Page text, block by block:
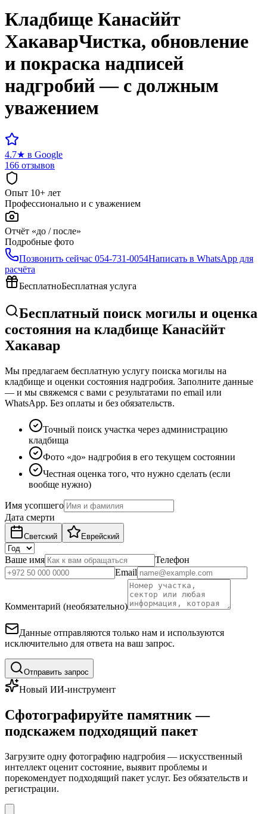
Кладбище Канасййт
ХакаварЧистка, обновление
и покраска надписей
надгробий — с должным
уважением
4.7★ в Google
166 отзывов
Опыт 10+ лет
Профессионально и с уважением
Отчёт «до / после»
Подробные фото
Позвонить сейчас 054-731-0054Написать в WhatsApp для
расчёта
БесплатноБесплатная услуга
Бесплатный поиск могилы и оценка
состояния на кладбище Канасййт
Хакавар
Мы предлагаем бесплатную услугу поиска могилы на
кладбище и оценки состояния надгробия. Заполните данные
— и мы свяжемся с вами с результатами по email или
WhatsApp. Без оплаты и без обязательств.
Точный поиск участка через администрацию
кладбища
Фото «до» надгробия в его текущем состоянии
Честная оценка того, что нужно сделать (если
вообще нужно)
Имя усопшего
Дата смерти
Светский Еврейский
Ваше имя
Телефон
Email
Комментарий (необязательно)
Данные отправляются только нам и используются
исключительно для ответа на ваш запрос.
Отправить запрос
Новый ИИ-инструмент
Сфотографируйте памятник —
подскажем подходящий пакет
Загрузите одну фотографию надгробия — искусственный
интеллект оценит состояние, выявит проблемы и
порекомендует подходящий пакет услуг. Без обязательств и
регистрации.